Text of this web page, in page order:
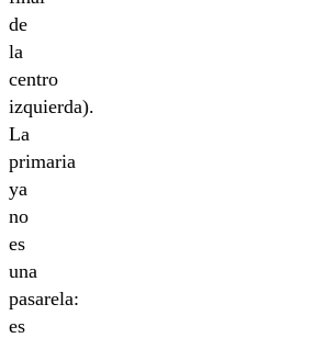
de
la
centro
izquierda).
La
primaria
ya
no
es
una
pasarela:
es